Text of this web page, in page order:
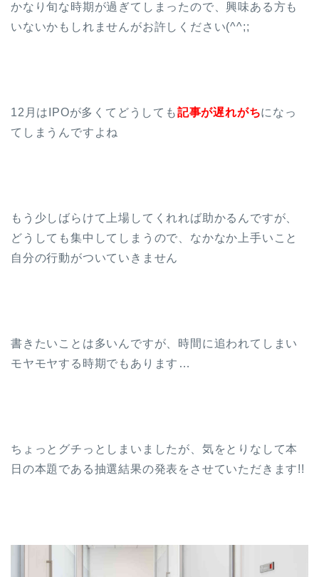
かなり旬な時期が過ぎてしまったので、興味ある方も
いないかもしれませんがお許しください(^^;;
12月はIPOが多くてどうしても記事が遅れがちになっ
てしまうんですよね
もう少しばらけて上場してくれれば助かるんですが、
どうしても集中してしまうので、なかなか上手いこと
自分の行動がついていきません
書きたいことは多いんですが、時間に追われてしまい
モヤモヤする時期でもあります…
ちょっとグチっとしまいましたが、気をとりなして本
日の本題である抽選結果の発表をさせていただきます!!